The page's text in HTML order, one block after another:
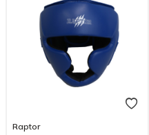
Raptor